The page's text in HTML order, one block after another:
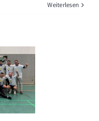
Weiterlesen